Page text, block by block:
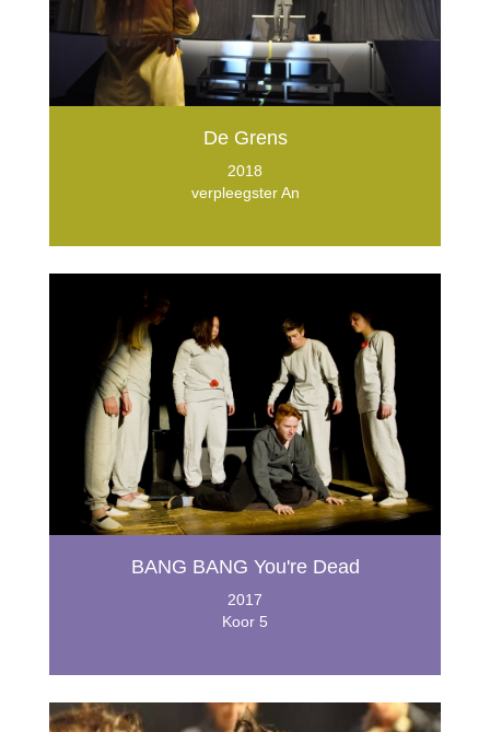
De Grens
2018
verpleegster An
BANG BANG You're Dead
2017
Koor 5